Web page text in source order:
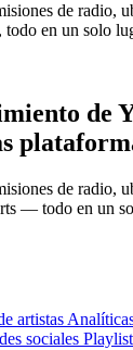
de radio,
en un solo
de
de radio,
— todo en un
artistas
sociales